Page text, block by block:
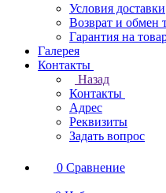
Условия доставки
Возврат и обмен
Гарантия на
Галерея
Контакты
Назад
Контакты
Адрес
Реквизиты
Задать вопрос
0 Сравнение